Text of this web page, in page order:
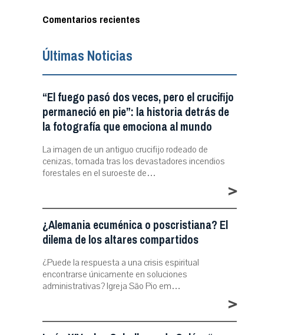
Comentarios recientes
Últimas Noticias
“El fuego pasó dos veces, pero el crucifijo
permaneció en pie”: la historia detrás de
la fotografía que emociona al mundo
La imagen de un antiguo crucifijo rodeado de
cenizas, tomada tras los devastadores incendios
forestales en el suroeste de…
>
¿Alemania ecuménica o poscristiana? El
dilema de los altares compartidos
¿Puede la respuesta a una crisis espiritual
encontrarse únicamente en soluciones
administrativas? Igreja São Pio em…
>